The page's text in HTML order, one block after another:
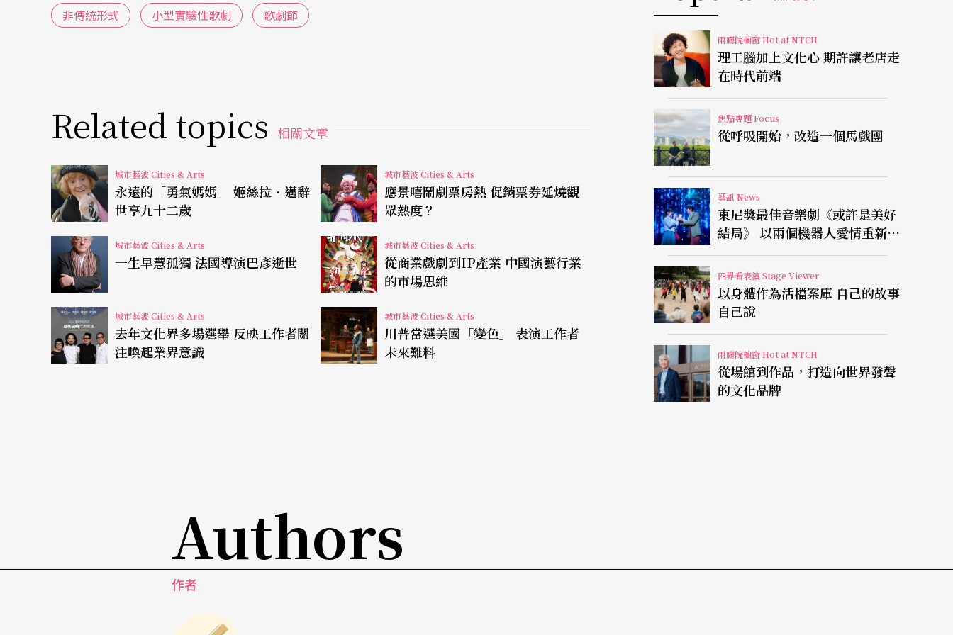
一邊喝啤酒，中場休息放的音樂是熱門音樂，把看歌劇當成是一個娛樂，所以吸引了一批年輕的
Donizetti）的《新娘露琪亞》
Lucia di Lammermoor
五人，僅用鋼琴、大提琴、豎笛、吉他和打擊樂器來表現。
而在洛杉磯則有一個The Industry，就走得更極端。這個團體標榜創造「音樂、歌劇、視覺和融
入的體驗」，製作的都是全新、而且只能在特定場地欣賞的歌劇。他們首先在二○一三年以《看
不見的城市》
打出名號，演出地點是在中央火車站裡，觀眾在車站裡走來走去，
戴著耳機聆聽由無線傳來的音樂，身邊則可能突然跳出舞者或演員，表演一段，而這些都是混在
川流的人潮裡。
去年他們推出一個更具野心的《搭便車》 Hopscotch製作，觀眾分坐在廿四輛加長禮車裡，車上
有樂和歌者表演，每到一個目的地下車，看另一段表演，再搭下一輛車繼續這個行動歌劇。這個
製作共動用六組作曲作詞搭檔，一百廿十個音樂家和舞者，以及不知多少時間的策劃才完成。
取消或縮減傳統的歌劇季，把過去分散在一年中不同時間的製作，集中在短時間內變成歌劇節，
包括費城、德拉瓦州（Delaware）和加拿大的溫哥華，都採行這個方式。
歌劇節的優點是集中行銷宣傳乃至製作的費用，不用再分散在一整年裡，每次演出都是單打獨
非傳統形式 小型實驗性歌劇 歌劇節
Related topics 相關文章
城市藝波 Cities & Arts
永遠的「勇氣媽媽」 姬絲拉．邁辭
世享九十二歲
城市藝波 Cities & Arts
應景嘻鬧劇票房熱 促銷票券延燒觀
眾熱度？
城市藝波 Cities & Arts
一生早慧孤獨 法國導演巴彥逝世
城市藝波 Cities & Arts
從商業戲劇到IP產業 中國演藝行業
的市場思維
城市藝波 Cities & Arts
去年文化界多場選舉 反映工作者關
注喚起業界意識
城市藝波 Cities & Arts
川普當選美國「變色」 表演工作者
未來難料
兩廳院櫥窗 Hot at NTCH
理工腦加上文化心 期許讓老店走
在時代前端
焦點專題 Focus
從呼吸開始，改造一個馬戲團
藝訊 News
東尼獎最佳音樂劇《或許是美好
結局》 以兩個機器人愛情重新凝
視有限人生
四界看表演 Stage Viewer
以身體作為活檔案庫 自己的故事
自己說
兩廳院櫥窗 Hot at NTCH
從場館到作品，打造向世界發聲
的文化品牌
Authors
作者